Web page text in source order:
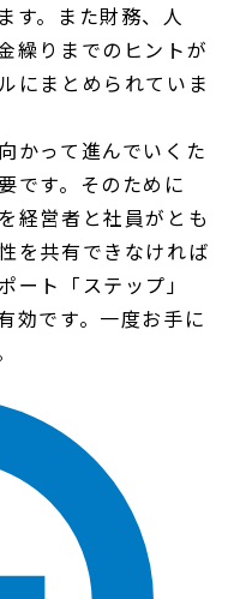
す。また財務、人
繰りまでのヒントが
にまとめられていま
かって進んでいくた
です。そのために
経営者と社員がとも
を共有できなければ
ート「ステップ」
効です。一度お手に